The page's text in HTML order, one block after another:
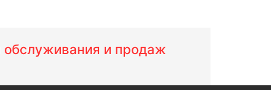
обслуживания и продаж